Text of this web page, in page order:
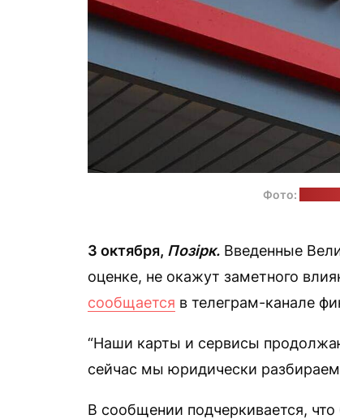
Фото:
3 октября, Позірк. Введенные
оценке, не окажут заметного
сообщается в телеграм-канале
“Наши карты и сервисы
сейчас мы юридически
В сообщении подчеркивается,